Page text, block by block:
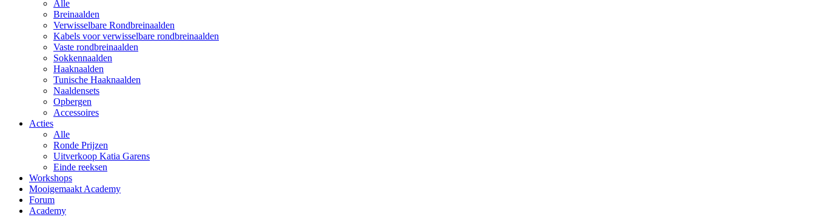
Alle
Breinaalden
Verwisselbare Rondbreinaalden
Kabels voor verwisselbare rondbreinaalden
Vaste rondbreinaalden
Sokkennaalden
Haaknaalden
Tunische Haaknaalden
Naaldensets
Opbergen
Accessoires
Acties
Alle
Ronde Prijzen
Uitverkoop Katia Garens
Einde reeksen
Workshops
Mooigemaakt Academy
Forum
Academy